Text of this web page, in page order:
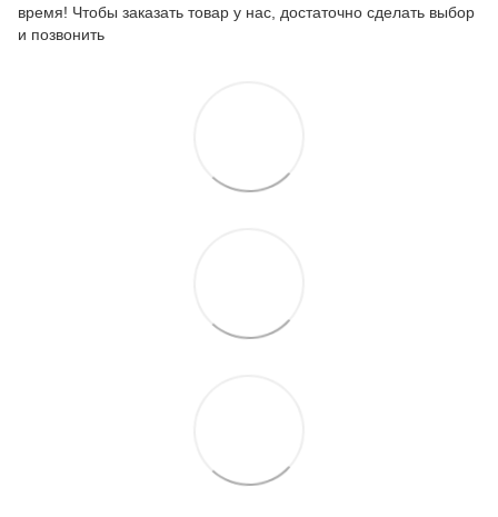
время! Чтобы заказать товар у нас, достаточно сделать выбор
и позвонить